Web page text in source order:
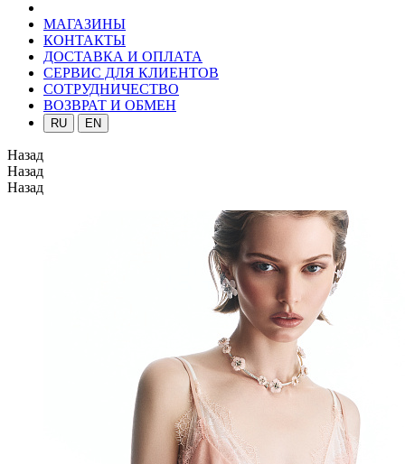
МАГАЗИНЫ
КОНТАКТЫ
ДОСТАВКА И ОПЛАТА
СЕРВИС ДЛЯ КЛИЕНТОВ
СОТРУДНИЧЕСТВО
ВОЗВРАТ И ОБМЕН
RU EN
Назад
Назад
Назад